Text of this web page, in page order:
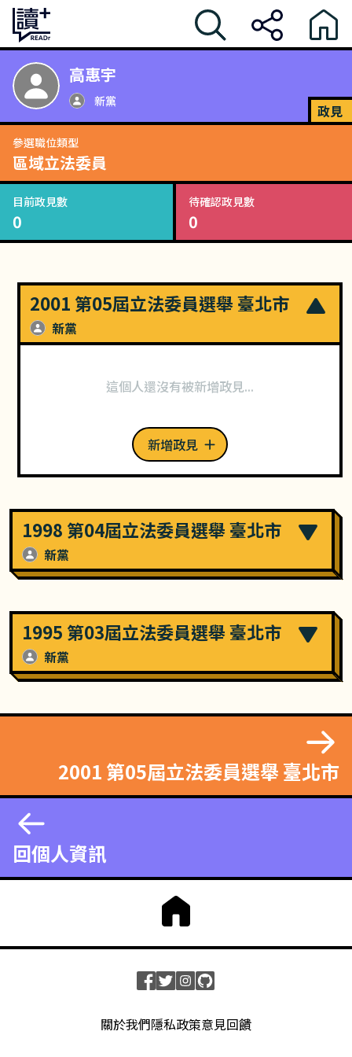
高惠宇
新黨
政見
參選職位類型
區域立法委員
目前政見數
0
待確認政見數
0
2001 第05屆立法委員選舉 臺北市
新黨
這個人還沒有被新增政見...
新增政見
1998 第04屆立法委員選舉 臺北市
新黨
1995 第03屆立法委員選舉 臺北市
新黨
回個人資訊
2001 第05屆立法委員選舉 臺北市
關於我們隱私政策意見回饋